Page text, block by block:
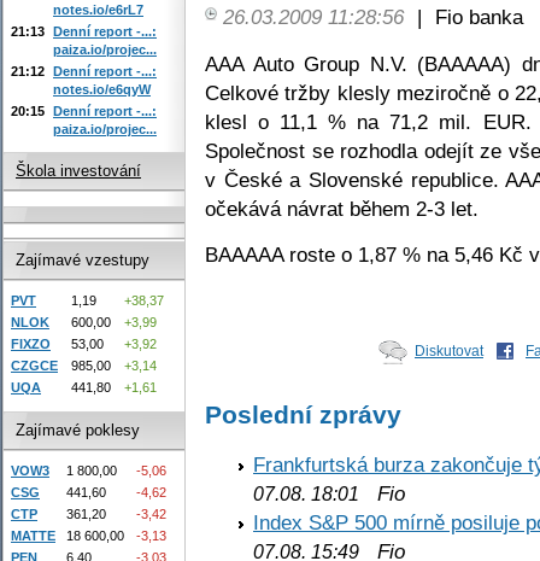
26.03.2009 11:28:56 |
Fio banka
AAA Auto Group N.V. (BAAAAA)
Celkové tržby klesly meziročně o
klesl o 11,1 % na 71,2 mil.
Společnost se rozhodla odejít ze
v České a Slovenské republice.
očekává návrat během 2-3 let.
BAAAAA roste o 1,87 % na 5,46 Kč
Diskutovat
Poslední zprávy
Frankfurtská burza zakončuje
07.08. 18:01
Fio
Index S&P 500 mírně posiluje
07.08. 15:49 Fio
notes.io/e6rL7
21:13 Denní report -...:
paiza.io/projec...
21:12 Denní report -...:
notes.io/e6qyW
20:15 Denní report -...:
paiza.io/projec...
Škola investování
Zajímavé vzestupy
PVT 1,19
+38,37
NLOK
600,00
+3,99
FIXZO
53,00
+3,92
CZGCE
985,00
+3,14
UQA
441,80 +1,61
Zajímavé poklesy
VOW3 1 800,00
-5,06
CSG
441,60
-4,62
CTP
361,20
-3,42
MATTE
18 600,00
-3,13
PEN
6,40 -3,03